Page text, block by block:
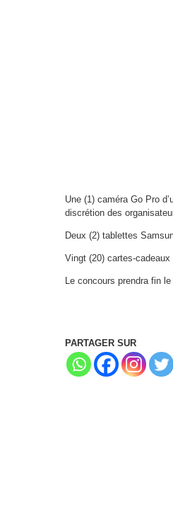
Une (1) caméra Go Pro
discrétion des
Deux (2) tablettes
Vingt (20) cartes-cadeaux
Le concours prendra fin
PARTAGER SUR